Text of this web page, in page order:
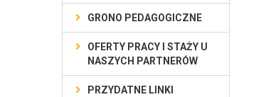
GRONO PEDAGOGICZNE
OFERTY PRACY I STAŻY U
NASZYCH PARTNERÓW
PRZYDATNE LINKI